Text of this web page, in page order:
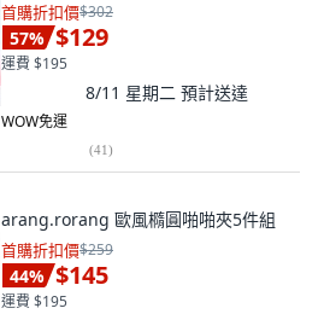
首購折扣價$302
57% $129
運費 $195
8/11 星期二 預計送達
WOW免運
(41)
arang.rorang 歐風橢圓啪啪夾5件組
首購折扣價$259
44% $145
運費 $195